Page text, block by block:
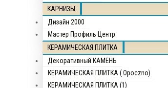
КАРНИЗЫ
Дизайн 2000
Мастер Профиль Центр
КЕРАМИЧЕСКАЯ ПЛИТКА
Декоративный КАМЕНЬ
КЕРАМИЧЕСКАЯ ПЛИТКА ( Opocznо)
КЕРАМИЧЕСКАЯ ПЛИТКА (1)